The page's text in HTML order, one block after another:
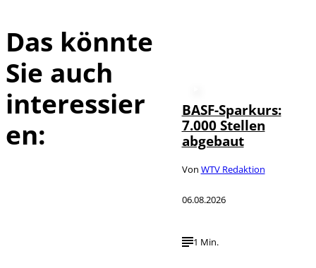
Das könnte
Sie auch
interessier
en:
BASF-Sparkurs:
7.000 Stellen
abgebaut
Von WTV Redaktion
06.08.2026
1 Min.